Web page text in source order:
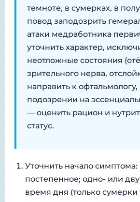
темноте, в сумерках, в
повод заподозрить
атаки медработника
уточнить характер,
неотложные состояния
зрительного нерва,
направить к
подозрении на
— оценить рацион и
статус.
Уточнить начало
постепенное; одно- или
время дня (только сумерки